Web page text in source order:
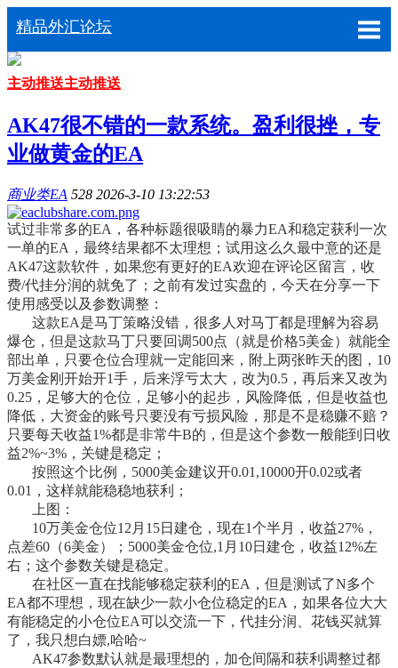
精品外汇论坛
主动推送主动推送
AK47很不错的一款系统。盈利很挫，专
业做黄金的EA
商业类EA 528 2026-3-10 13:22:53
试过非常多的EA，各种标题很吸睛的暴力EA和稳定获利一次
一单的EA，最终结果都不太理想；试用这么久最中意的还是
AK47这款软件，如果您有更好的EA欢迎在评论区留言，收
费/代挂分润的就免了；之前有发过实盘的，今天在分享一下
使用感受以及参数调整：
这款EA是马丁策略没错，很多人对马丁都是理解为容易
爆仓，但是这款马丁只要回调500点（就是价格5美金）就能全
部出单，只要仓位合理就一定能回来，附上两张昨天的图，10
万美金刚开始开1手，后来浮亏太大，改为0.5，再后来又改为
0.25，足够大的仓位，足够小的起步，风险降低，但是收益也
降低，大资金的账号只要没有亏损风险，那是不是稳赚不赔？
只要每天收益1%都是非常牛B的，但是这个参数一般能到日收
益2%~3%，关键是稳定；
按照这个比例，5000美金建议开0.01,10000开0.02或者
0.01，这样就能稳稳地获利；
上图：
10万美金仓位12月15日建仓，现在1个半月，收益27%，
点差60（6美金）； 5000美金仓位,1月10日建仓，收益12%左
右；这个参数关键是稳定。
在社区一直在找能够稳定获利的EA，但是测试了N多个
EA都不理想，现在缺少一款小仓位稳定的EA，如果各位大大
有能稳定的小仓位EA可以交流一下，代挂分润、花钱买就算
了，我只想白嫖,哈哈~
AK47参数默认就是最理想的，加仓间隔和获利调整过都